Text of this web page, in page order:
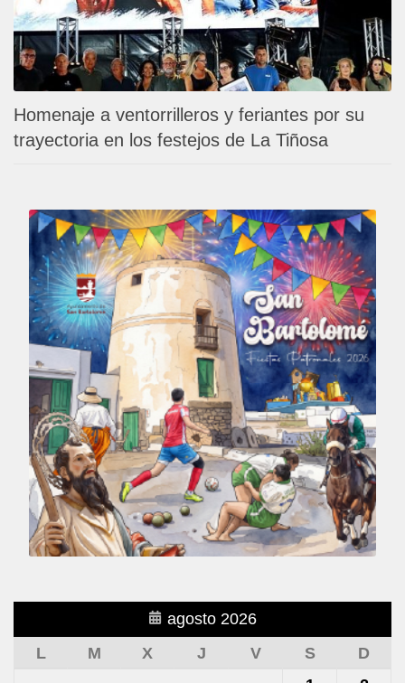
Homenaje a ventorrilleros y feriantes por su
trayectoria en los festejos de La Tiñosa
agosto 2026
L
M X J V S
D